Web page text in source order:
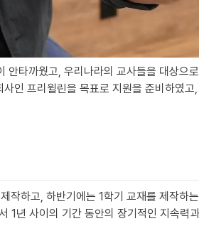
타까웠고, 우리나라의 교사들을 대상으
인 프리윌린을 목표로 지원을 준비하였고
하고, 하반기에는 1학기 교재를 제작하
1년 사이의 기간 동안의 장기적인 지속력